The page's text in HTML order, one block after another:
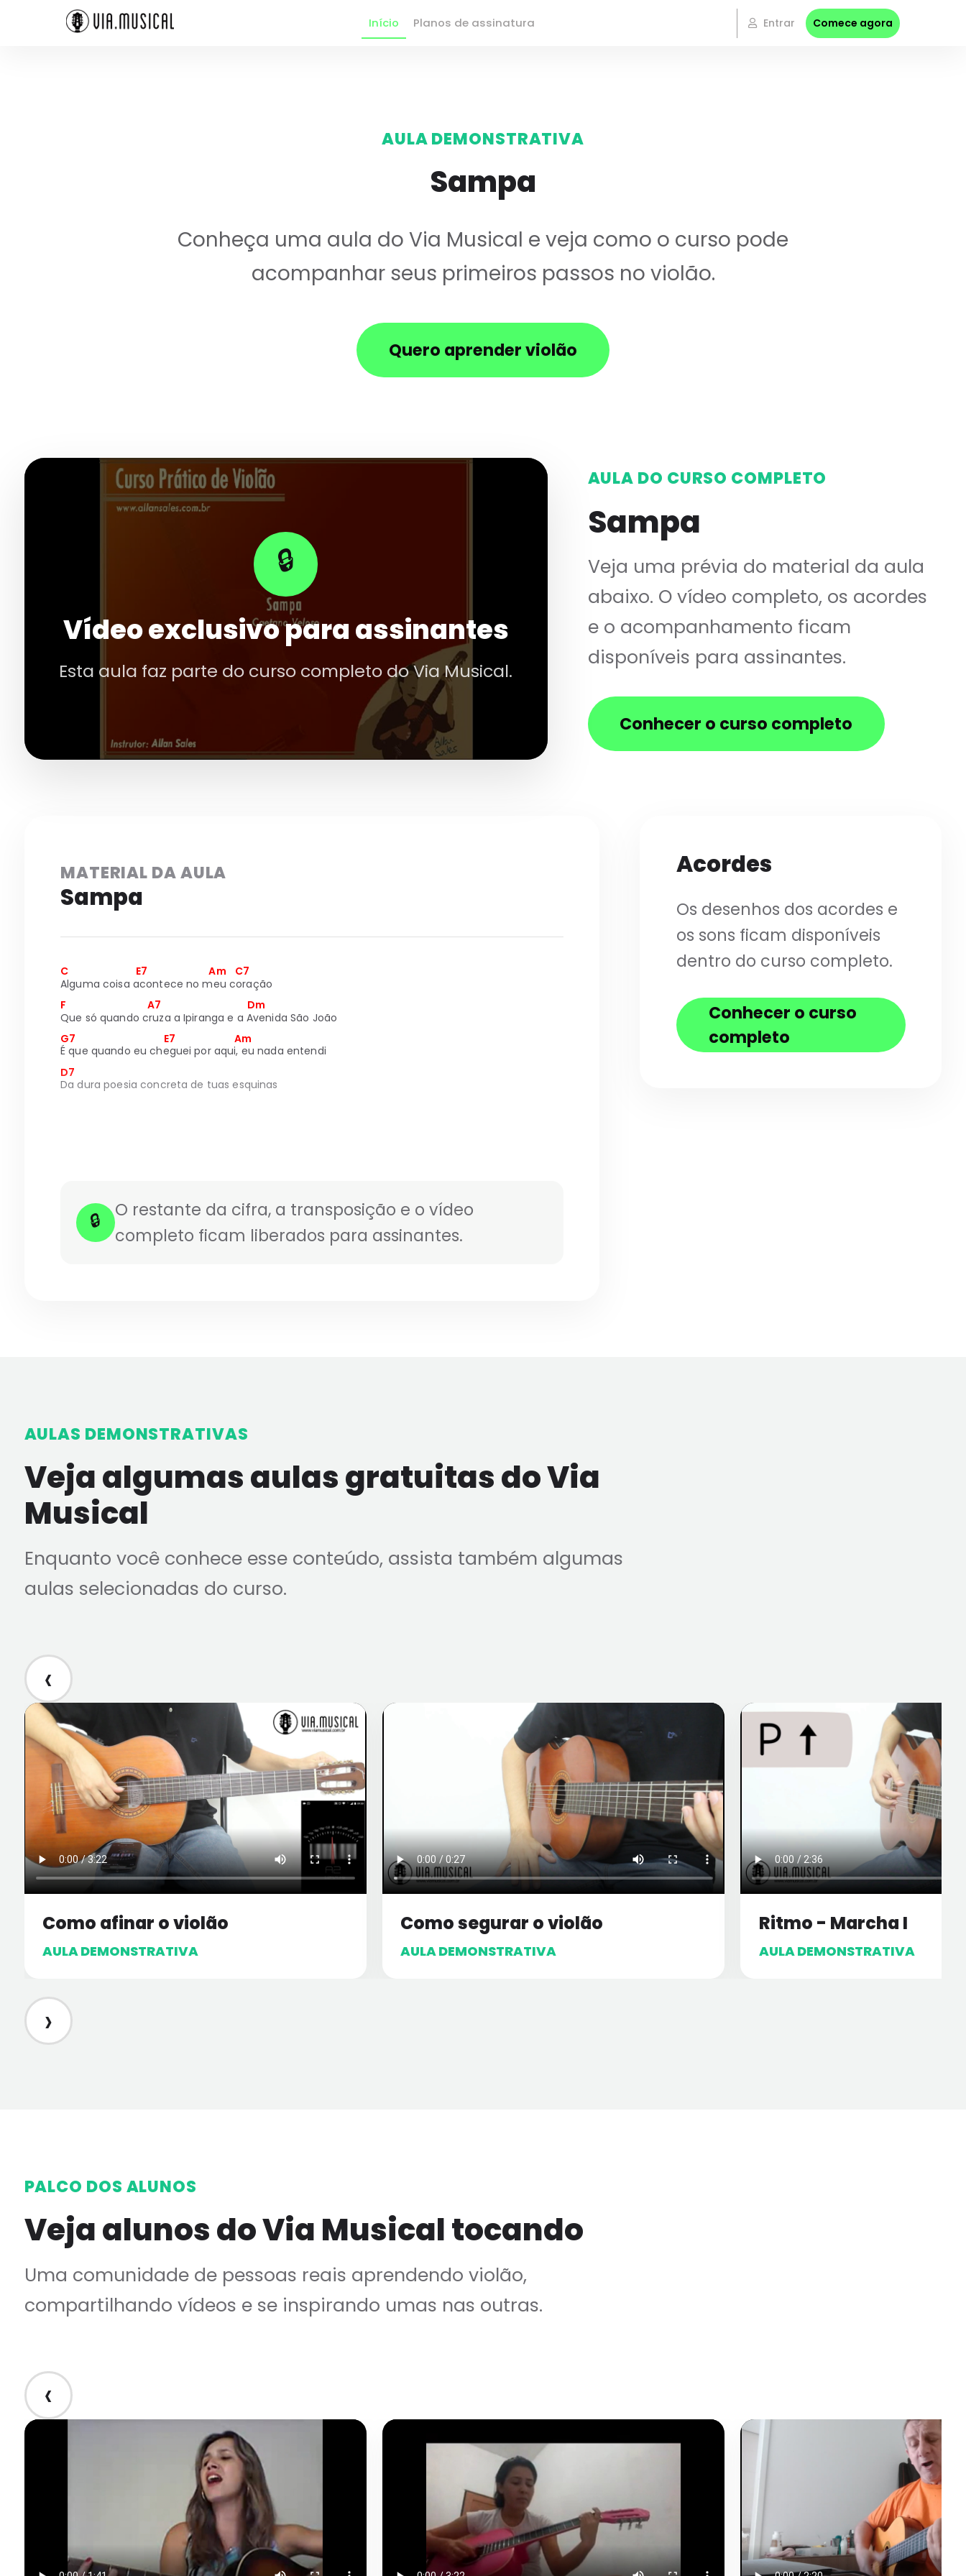
Início Planos de assinatura Entrar Comece agora
AULA DEMONSTRATIVA
Sampa
Conheça uma aula do Via Musical e veja como o curso pode
acompanhar seus primeiros passos no violão.
Quero aprender violão
🔒
Vídeo exclusivo para assinantes
Esta aula faz parte do curso completo do Via Musical.
AULA DO CURSO COMPLETO
Sampa
Veja uma prévia do material da aula
abaixo. O vídeo completo, os acordes
e o acompanhamento ficam
disponíveis para assinantes.
Conhecer o curso completo
MATERIAL DA AULA
Sampa
C                              E7                           Am    C7
Alguma coisa acontece no meu coração
F                                    A7                                      Dm
Que só quando cruza a Ipiranga e a Avenida São João
G7                                       E7                          Am
É que quando eu cheguei por aqui, eu nada entendi
D7
Da dura poesia concreta de tuas esquinas
🔒
O restante da cifra, a transposição e o vídeo
completo ficam liberados para assinantes.
Acordes
Os desenhos dos acordes e
os sons ficam disponíveis
dentro do curso completo.
Conhecer o curso
completo
AULAS DEMONSTRATIVAS
Veja algumas aulas gratuitas do Via
Musical
Enquanto você conhece esse conteúdo, assista também algumas
aulas selecionadas do curso.
‹
Como afinar o violão
AULA DEMONSTRATIVA
Como segurar o violão
AULA DEMONSTRATIVA
Ritmo - Marcha I
AULA DEMONSTRATIVA
›
PALCO DOS ALUNOS
Veja alunos do Via Musical tocando
Uma comunidade de pessoas reais aprendendo violão,
compartilhando vídeos e se inspirando umas nas outras.
‹